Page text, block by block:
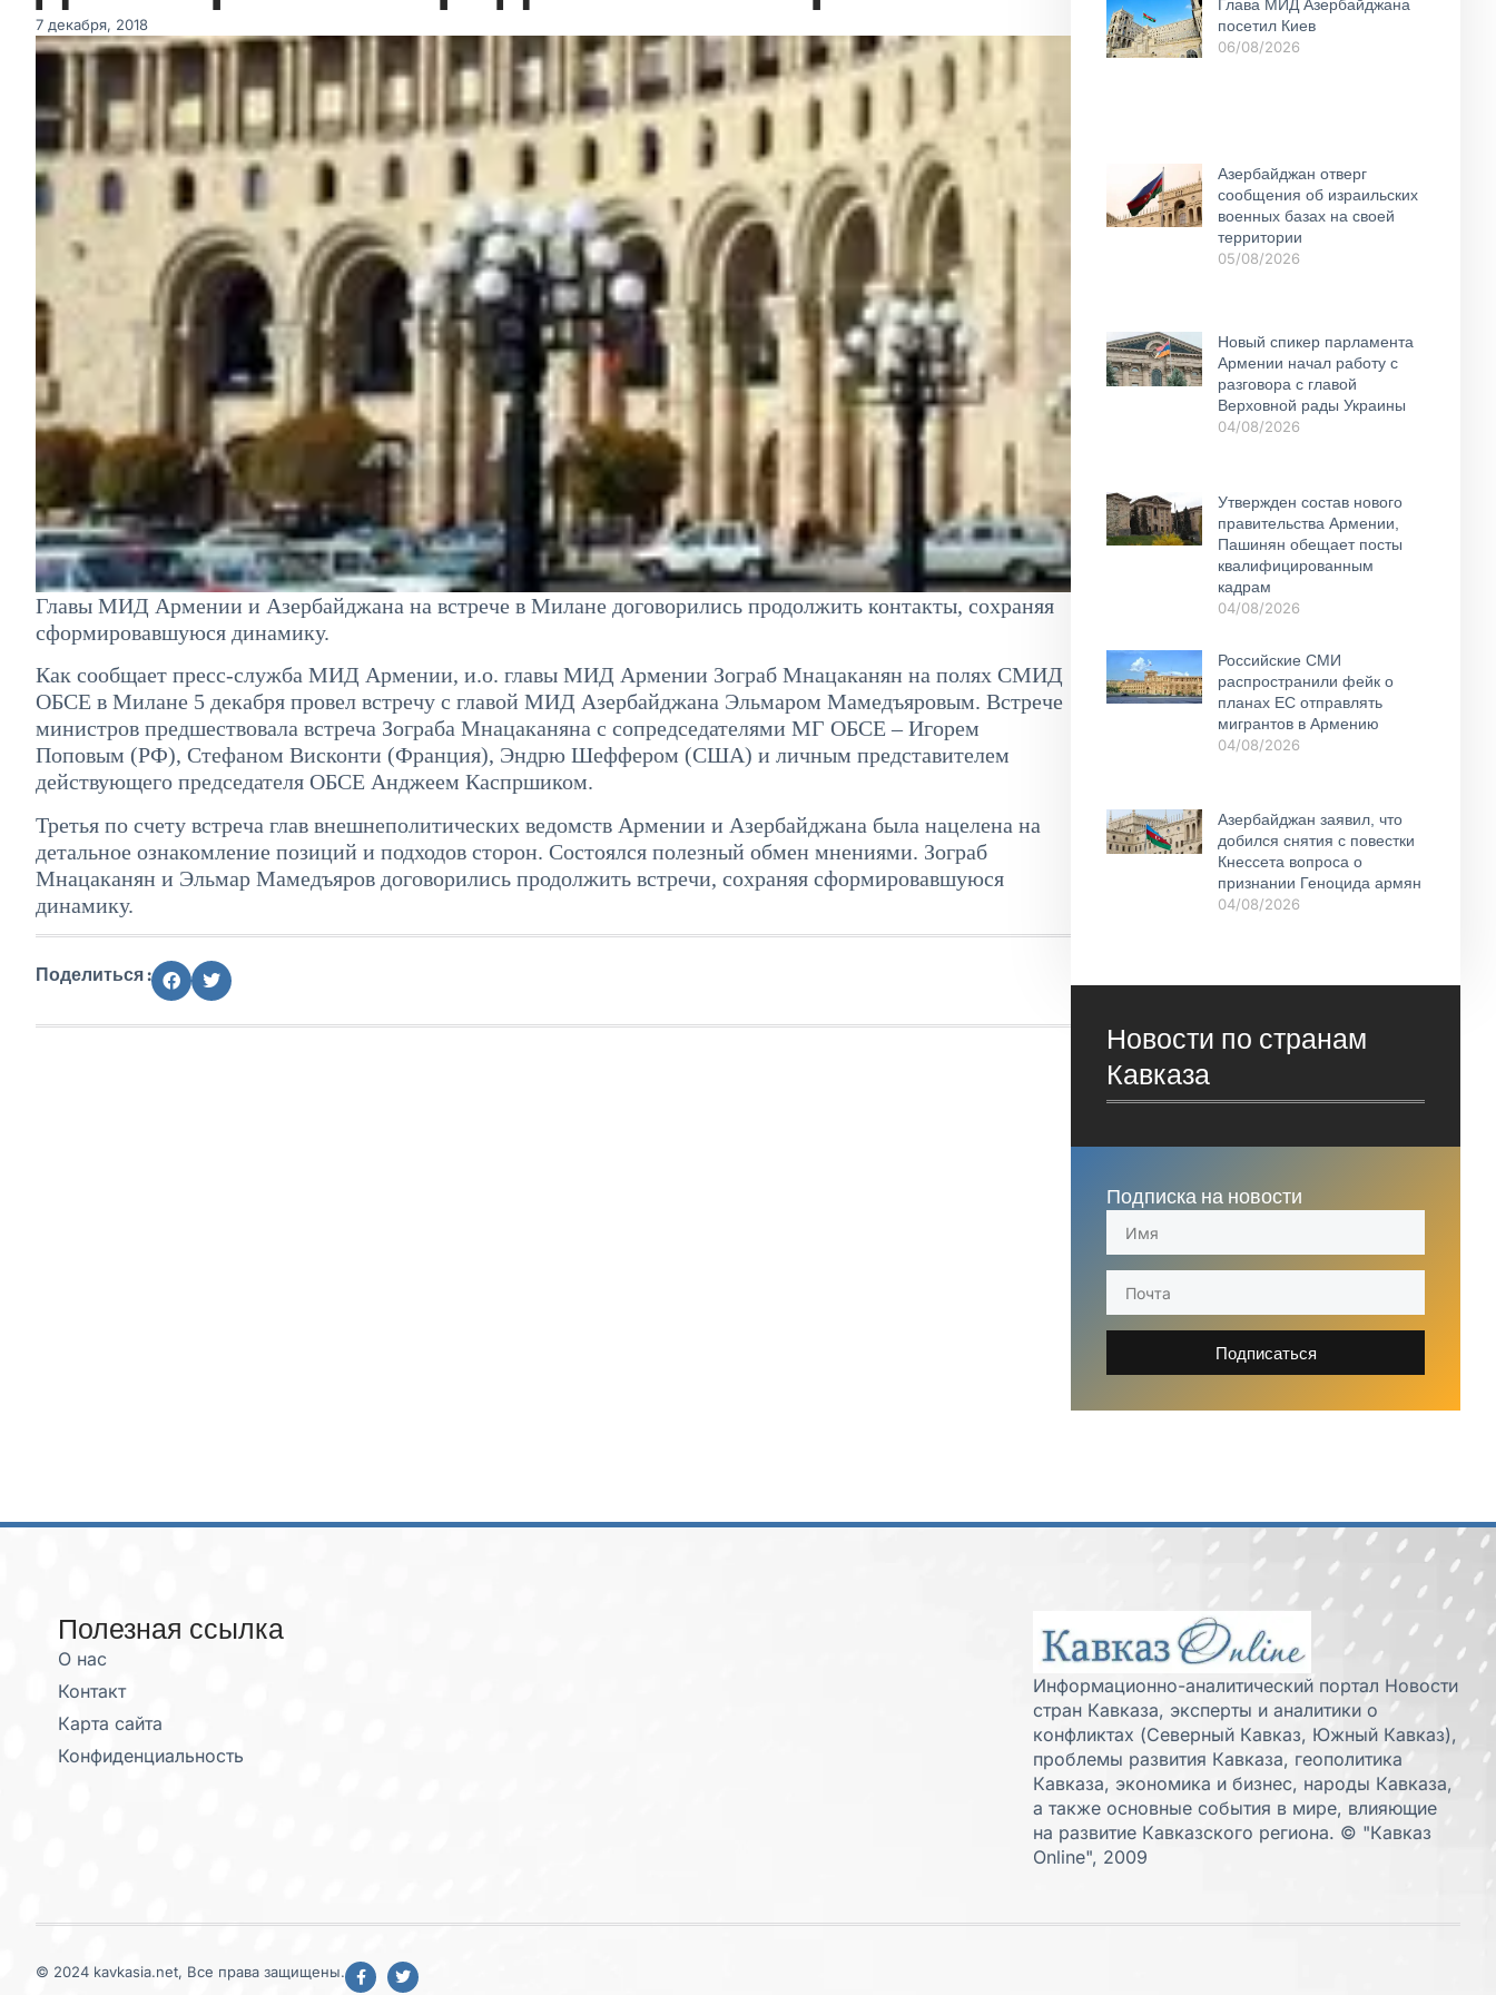
7 декабря, 2018
Главы МИД Армении и Азербайджана на встрече в Милане договорились продолжить контакты, сохраняя
сформировавшуюся динамику.
Как сообщает пресс-служба МИД Армении, и.о. главы МИД Армении Зограб Мнацаканян на полях СМИД
ОБСЕ в Милане 5 декабря провел встречу с главой МИД Азербайджана Эльмаром Мамедъяровым. Встрече
министров предшествовала встреча Зограба Мнацаканяна с сопредседателями МГ ОБСЕ – Игорем
Поповым (РФ), Стефаном Висконти (Франция), Эндрю Шеффером (США) и личным представителем
действующего председателя ОБСЕ Анджеем Каспршиком.
Третья по счету встреча глав внешнеполитических ведомств Армении и Азербайджана была нацелена на
детальное ознакомление позиций и подходов сторон. Состоялся полезный обмен мнениями. Зограб
Мнацаканян и Эльмар Мамедъяров договорились продолжить встречи, сохраняя сформировавшуюся
динамику.
Поделиться :
Глава МИД Азербайджана
посетил Киев
06/08/2026
Азербайджан отверг
сообщения об израильских
военных базах на своей
территории
05/08/2026
Новый спикер парламента
Армении начал работу с
разговора с главой
Верховной рады Украины
04/08/2026
Утвержден состав нового
правительства Армении,
Пашинян обещает посты
квалифицированным
кадрам
04/08/2026
Российские СМИ
распространили фейк о
планах ЕС отправлять
мигрантов в Армению
04/08/2026
Азербайджан заявил, что
добился снятия с повестки
Кнессета вопроса о
признании Геноцида армян
04/08/2026
Новости по странам
Кавказа
Подписка на новости
Подписаться
Полезная ссылка
О нас
Контакт
Карта сайта
Конфиденциальность
Информационно-аналитический портал Новости
стран Кавказа, эксперты и аналитики о
конфликтах (Северный Кавказ, Южный Кавказ),
проблемы развития Кавказа, геополитика
Кавказа, экономика и бизнес, народы Кавказа,
а также основные события в мире, влияющие
на развитие Кавказского региона. © "Кавказ
Online", 2009
© 2024 kavkasia.net, Все права защищены.